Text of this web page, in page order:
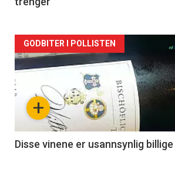
Forsiden
akkurat
nå
3
+
GODBITER I POLLISTEN
Disse vinene er usannsynlig billige